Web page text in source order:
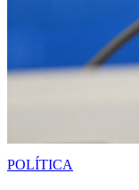
POLÍTICA